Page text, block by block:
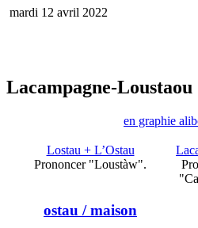
mardi 12 avril 2022
Lacampagne-Loustaou
en graphie
Lostau + L’Ostau
Prononcer "Loustàw".
ostau / maison